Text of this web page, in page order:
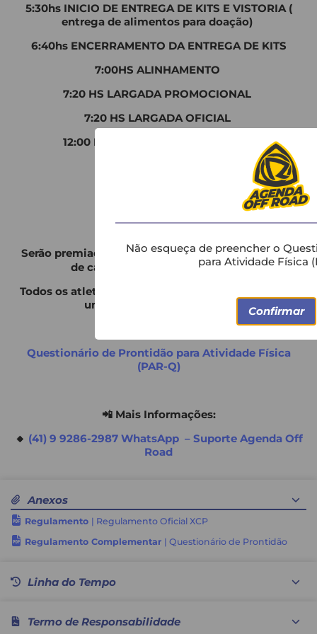
5:30hs INICIO DE ENTREGA DE KITS E VISTORIA (
entrega de alimentos para doação)
6:40hs ENCERRAMENTO DA ENTREGA DE KITS
7:00HS ALINHAMENTO
7:20 HS LARGADA PROMOCIONAL
7:20 HS LARGADA OFICIAL
12:00 HS ENTREGA DE PREMIAÇÃO
Serão premiados os 05 (cinco) primeiros colocados
de cada categoria, com PÓDIO,
Todos os atletas que concluírem a prova receberão
uma medalha de “finisher”.
Questionário de Prontidão para Atividade Física
(PAR-Q)
📲 Mais Informações:
🔸 (41) 9 9286-2987 WhatsApp – Suporte Agenda Off
Road
Anexos
Regulamento | Regulamento Oficial XCP
Regulamento Complementar | Questionário de Prontidão
Linha do Tempo
Termo de Responsabilidade
Não esqueça de preencher o
para Atividade Física
Confirmar